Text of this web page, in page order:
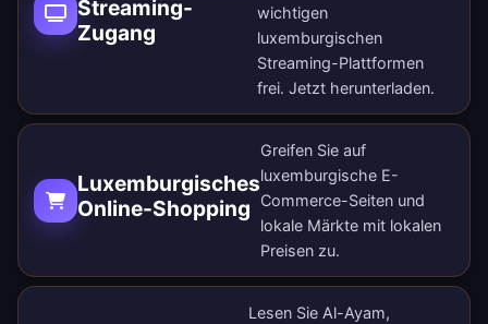
Streaming-
Zugang
wichtigen
luxemburgischen
Streaming-Plattformen
frei. Jetzt herunterladen.
Luxemburgisches
Online-Shopping
Greifen Sie auf
luxemburgische E-
Commerce-Seiten und
lokale Märkte mit lokalen
Preisen zu.
Lesen Sie Al-Ayam,